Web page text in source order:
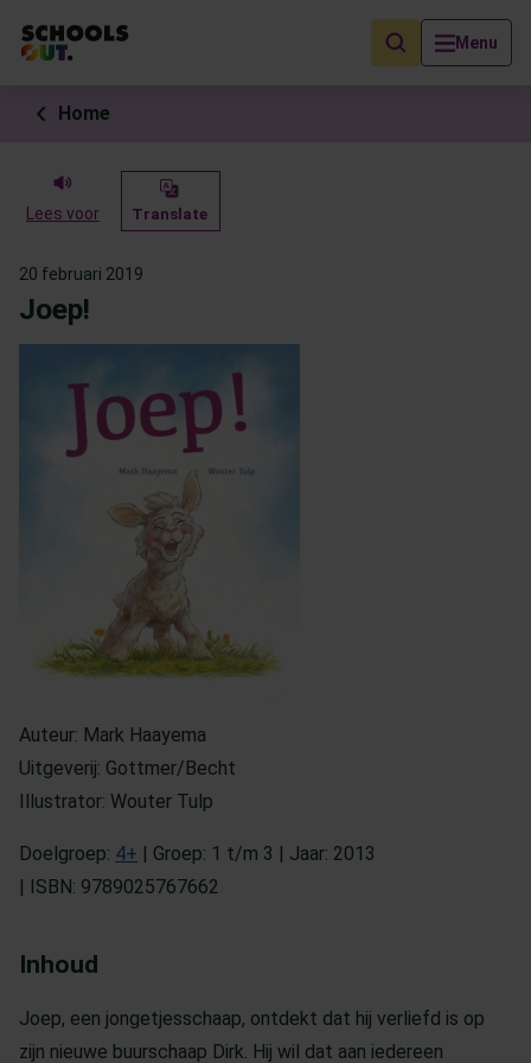
Menu
Als de resultaten voor automatisch aanvullen beschikbaar zijn,
Home
Lees voor Translate
20 februari 2019
Joep!
Auteur: Mark Haayema
Uitgeverij: Gottmer/Becht
Illustrator: Wouter Tulp
Doelgroep: 4+ | Groep: 1 t/m 3 | Jaar: 2013
| ISBN: 9789025767662
Inhoud
Joep, een jongetjesschaap, ontdekt dat hij verliefd is op
zijn nieuwe buurschaap Dirk. Hij wil dat aan iedereen